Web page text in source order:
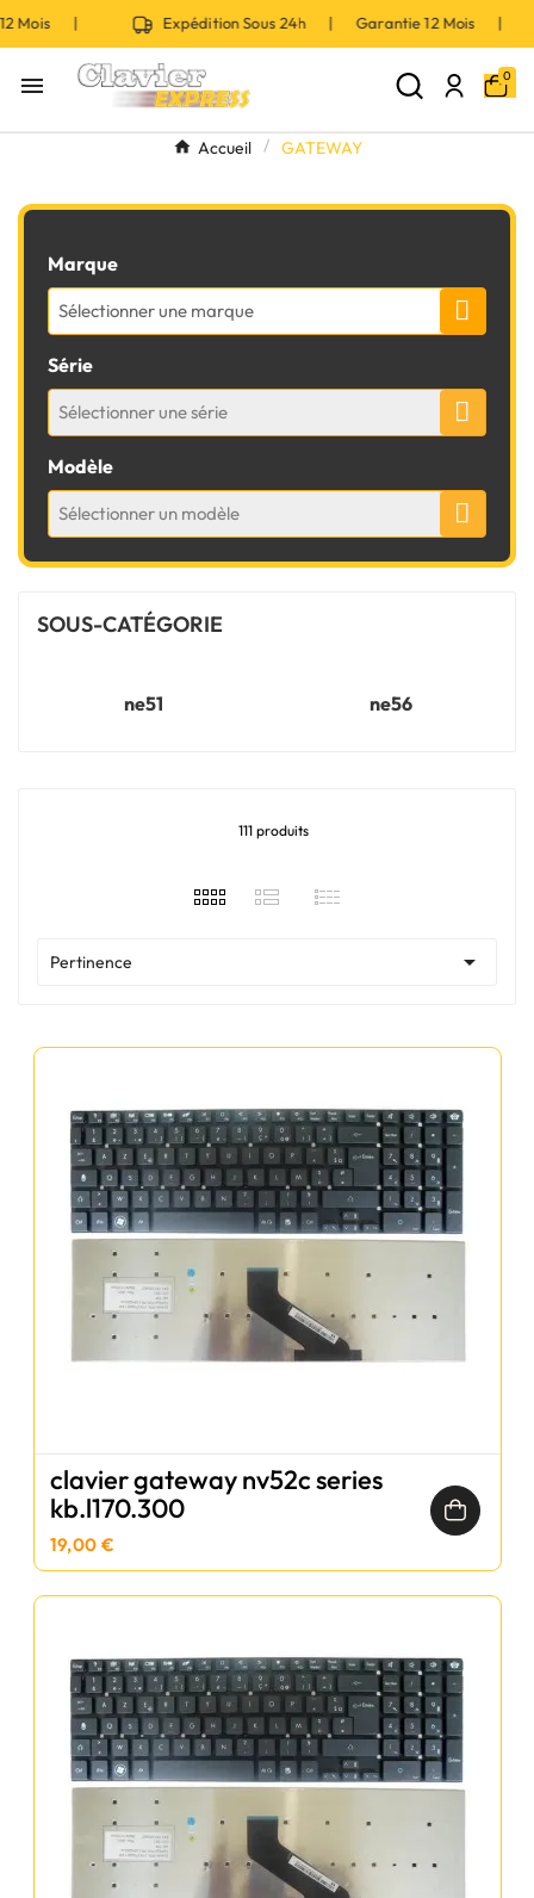
| Expédition Sous 24h | Garantie 12 Mois |
 0
Accueil GATEWAY
Marque
Sélectionner une marque
Série
Sélectionner une série
Modèle
Sélectionner un modèle
SOUS-CATÉGORIE
ne51 ne56
111 produits
Pertinence 
clavier gateway nv52c series
kb.l170.300
19,00 €